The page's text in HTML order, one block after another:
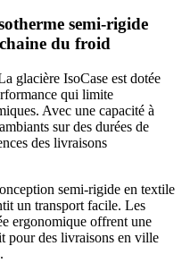
semi-rigide
du froid
glacière IsoCase est dotée
qui limite
Avec une capacité à
sur des durées de
des livraisons
semi-rigide en textile
un transport facile. Les
ergonomique offrent une
pour des livraisons en ville